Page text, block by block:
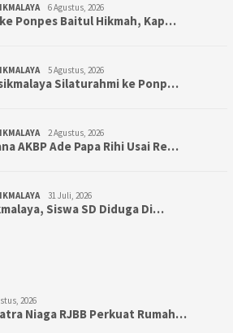
6 Agustus, 2026
Ponpes Baitul Hikmah, Kap…
5 Agustus, 2026
Silaturahmi ke Ponp…
2 Agustus, 2026
AKBP Ade Papa Rihi Usai Re…
31 Juli, 2026
Siswa SD Diduga Di…
2026
Niaga RJBB Perkuat Rumah…